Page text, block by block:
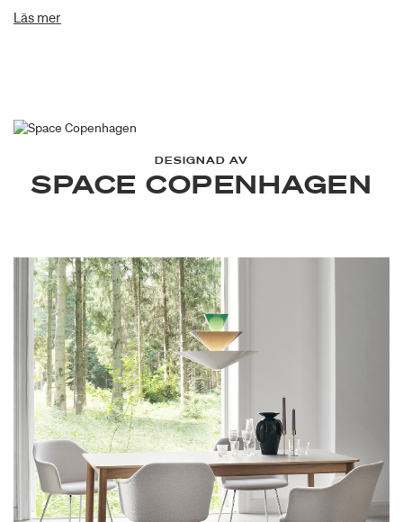
fascinerande motiven i hans museum. Till bordsskivorna, som
Läs mer
DESIGNAD AV
SPACE COPENHAGEN